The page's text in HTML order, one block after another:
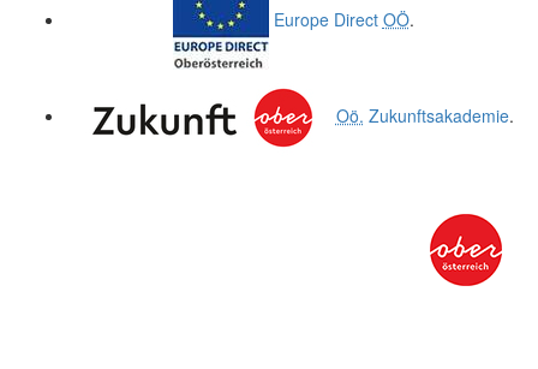
Europe Direct OÖ.
Oö. Zukunftsakademie.